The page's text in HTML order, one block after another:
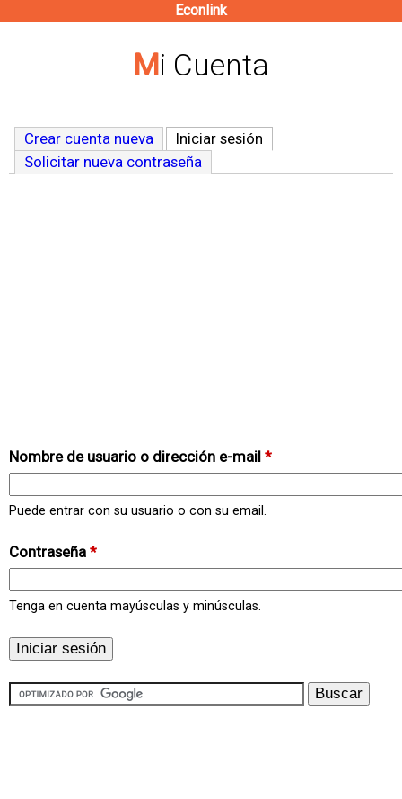
contenido
Econlink
Mi Cuenta
Crear cuenta nueva Iniciar sesión
Solicitar nueva contraseña
Nombre de usuario o dirección e-mail *
Puede entrar con su usuario o con su email.
Contraseña *
Tenga en cuenta mayúsculas y minúsculas.